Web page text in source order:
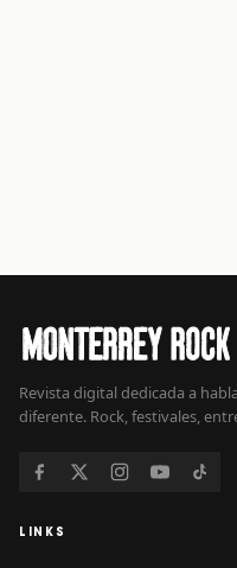
Revista digital dedicada a
diferente. Rock, festivales,
LINKS